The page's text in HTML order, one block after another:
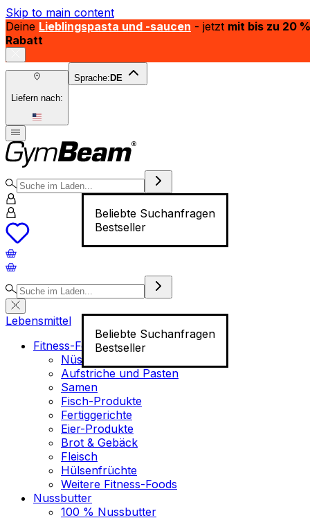
Skip to main content
Deine Lieblingspasta und -saucen - jetzt mit bis zu 20 %
Rabatt
Liefern nach:
Sprache: DE
Beliebte Suchanfragen
Bestseller
Beliebte Suchanfragen
Bestseller
Lebensmittel
Fitness-Food
Nüsse
Aufstriche und Pasten
Samen
Fisch-Produkte
Fertiggerichte
Eier-Produkte
Brot & Gebäck
Fleisch
Hülsenfrüchte
Weitere Fitness-Foods
Nussbutter
100 % Nussbutter